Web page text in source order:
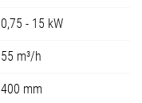
0,75 - 15 kW
55 m³/h
400 mm